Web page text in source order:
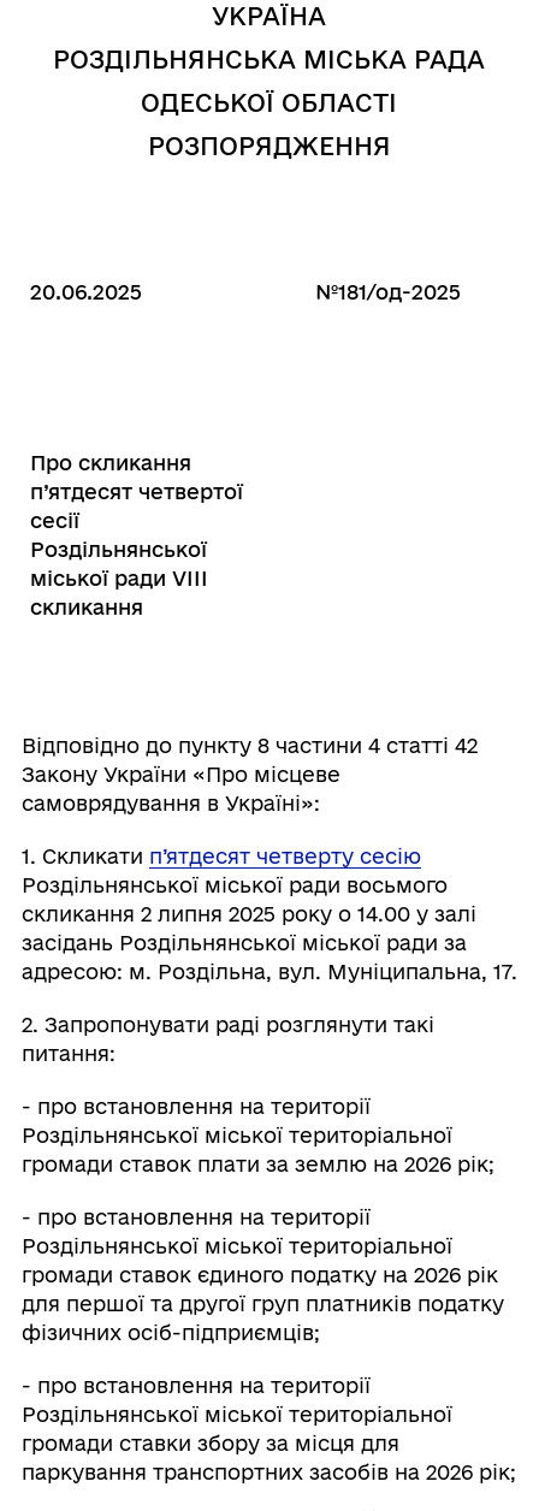
УКРАЇНА
РОЗДІЛЬНЯНСЬКА МІСЬКА РАДА
ОДЕСЬКОЇ ОБЛАСТІ
РОЗПОРЯДЖЕННЯ
20.06.2025 №181/од-2025
Про скликання
п’ятдесят четвертої
сесії
Роздільнянської
міської ради VIІІ
скликання
Відповідно до пункту 8 частини 4 статті 42
Закону України «Про місцеве
самоврядування в Україні»:
1. Скликати п’ятдесят четверту сесію
Роздільнянської міської ради восьмого
скликання 2 липня 2025 року о 14.00 у залі
засідань Роздільнянської міської ради за
адресою: м. Роздільна, вул. Муніципальна, 17.
2. Запропонувати раді розглянути такі
питання:
- про встановлення на території
Роздільнянської міської територіальної
громади ставок плати за землю на 2026 рік;
- про встановлення на території
Роздільнянської міської територіальної
громади ставок єдиного податку на 2026 рік
для першої та другої груп платників податку
фізичних осіб-підприємців;
- про встановлення на території
Роздільнянської міської територіальної
громади ставки збору за місця для
паркування транспортних засобів на 2026 рік;